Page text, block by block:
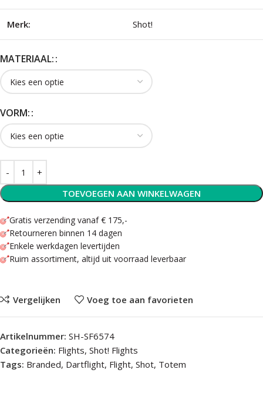
Merk: Shot!
MATERIAAL:
VORM:
TOEVOEGEN AAN WINKELWAGEN
Gratis verzending vanaf € 175,-
Retourneren binnen 14 dagen
Enkele werkdagen levertijden
Ruim assortiment, altijd uit voorraad leverbaar
Vergelijken Voeg toe aan favorieten
Artikelnummer: SH-SF6574
Categorieën: Flights, Shot! Flights
Tags: Branded, Dartflight, Flight, Shot, Totem